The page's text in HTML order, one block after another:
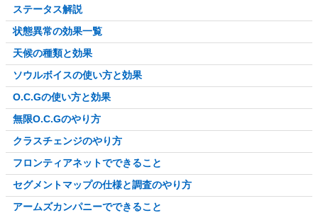
ステータス解説
状態異常の効果一覧
天候の種類と効果
ソウルボイスの使い方と効果
O.C.Gの使い方と効果
無限O.C.Gのやり方
クラスチェンジのやり方
フロンティアネットでできること
セグメントマップの仕様と調査のやり方
アームズカンパニーでできること